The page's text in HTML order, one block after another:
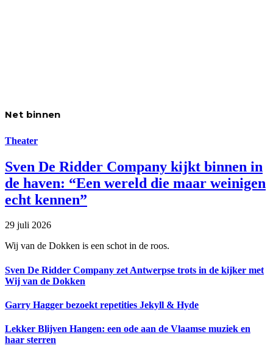
Net binnen
Theater
Sven De Ridder Company kijkt binnen in
de haven: “Een wereld die maar weinigen
echt kennen”
29 juli 2026
Wij van de Dokken is een schot in de roos.
Sven De Ridder Company zet Antwerpse trots in de kijker met
Wij van de Dokken
Garry Hagger bezoekt repetities Jekyll & Hyde
Lekker Blijven Hangen: een ode aan de Vlaamse muziek en
haar sterren